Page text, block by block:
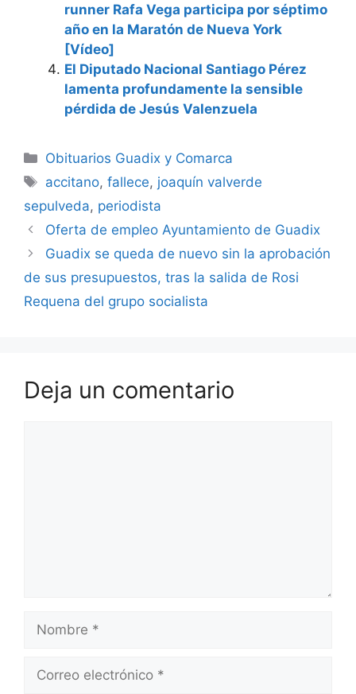
runner Rafa Vega participa por séptimo
año en la Maratón de Nueva York
[Vídeo]
El Diputado Nacional Santiago Pérez
lamenta profundamente la sensible
pérdida de Jesús Valenzuela
Categorías
Obituarios Guadix y Comarca
Etiquetas
accitano,fallece, joaquín valverde
sepulveda, periodista
Oferta de empleo Ayuntamiento de Guadix
Guadix se queda de nuevo sin la aprobación
de sus presupuestos, tras la salida de Rosi
Requena del grupo socialista
Deja un comentario
electrónico